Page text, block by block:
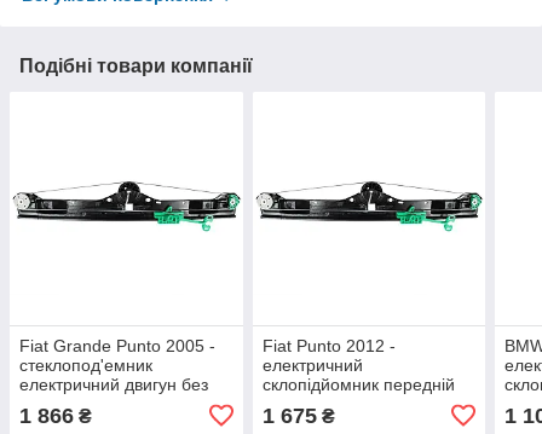
Подібні товари компанії
Fiat Grande Punto 2005 -
стеклопод'емник
електричний двигун без
19319
1 866 ₴
Fiat Punto 2012 -
електричний
склопідйомник передній
лівий (без двигуна), арт.
DA-19320
1 675₴ 1